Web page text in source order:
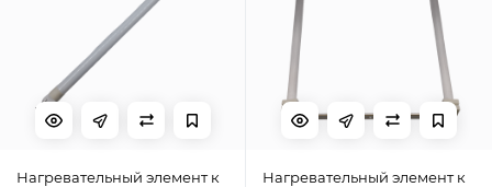
Нагревательный элемент к
Нагревательный элемент к